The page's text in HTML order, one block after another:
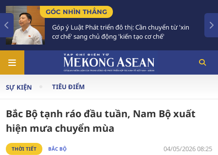
GÓC NHÌN THẲNG
Góp ý Luật Phát triển đô thị: Cần chuyển từ 'xin
cơ chế' sang chủ động 'kiến tạo cơ chế'
SỰ KIỆN TIÊU ĐIỂM
Bắc Bộ tạnh ráo đầu tuần, Nam Bộ xuất
hiện mưa chuyển mùa
THỜI TIẾT BẮC BỘ 04/05/2026 08:25